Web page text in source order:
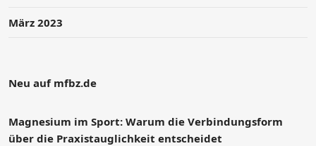
März 2023
Neu auf mfbz.de
Magnesium im Sport: Warum die Verbindungsform
über die Praxistauglichkeit entscheidet